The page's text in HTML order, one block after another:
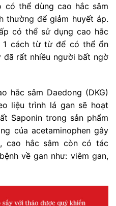
có thể dùng cao hắc sâm
thường để giảm huyết áp.
có thể sử dụng cao hắc
1 cách từ từ để có thể ổn
rất nhiều người bất ngờ
hắc sâm Daedong (DKG)
liệu trình lá gan sẽ hoạt
Saponin trong sản phẩm
của acetaminophen gây
cao hắc sâm còn có tác
về gan như: viêm gan,